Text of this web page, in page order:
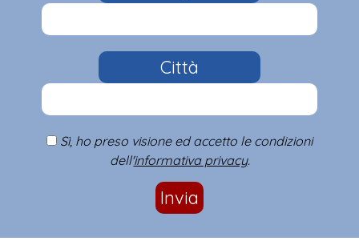
Città
Sì, ho preso visione ed accetto le condizioni
dell'informativa privacy.
Invia